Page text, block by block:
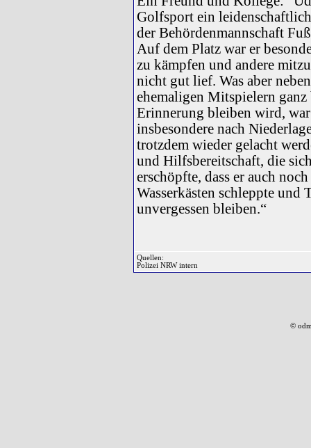
Golfsport ein
der Behördenmannschaft
Auf dem Platz war er
zu kämpfen und andere
nicht gut lief. Was aber
ehemaligen Mitspielern ganz
Erinnerung bleiben wird,
insbesondere nach
trotzdem wieder gelacht
und Hilfsbereitschaft, die
erschöpfte, dass er auch
Wasserkästen schleppte
unvergessen bleiben.“
Quellen:
Polizei NRW intern
©